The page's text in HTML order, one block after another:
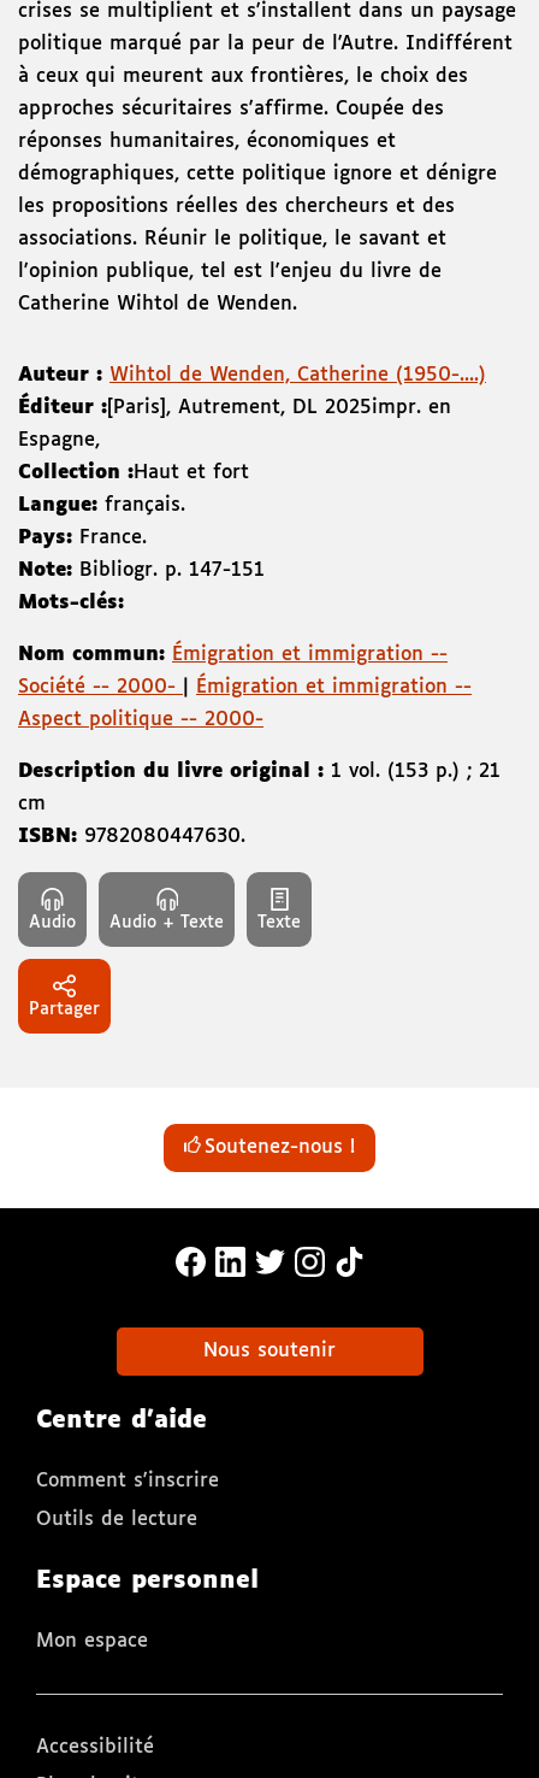
crises se multiplient et s'installent dans un paysage
politique marqué par la peur de l'Autre. Indifférent
à ceux qui meurent aux frontières, le choix des
approches sécuritaires s'affirme. Coupée des
réponses humanitaires, économiques et
démographiques, cette politique ignore et dénigre
les propositions réelles des chercheurs et des
associations. Réunir le politique, le savant et
l'opinion publique, tel est l'enjeu du livre de
Catherine Wihtol de Wenden.
Auteur : Wihtol de Wenden, Catherine (1950-....)
Éditeur : [Paris] , Autrement, DL 2025impr. en
Espagne,
Collection :Haut et fort
Langue: français.
Pays: France.
Note: Bibliogr. p. 147-151
Mots-clés:
Nom commun: Émigration et immigration --
Société -- 2000-
Émigration et immigration --
Aspect politique -- 2000-
Description du livre original : 1 vol. (153 p.) ; 21
cm
ISBN: 9782080447630.
Audio Audio + Texte Texte
Partager
Soutenez-nous !
MonaLira Sur Facebook (nouvelle
MonaLira Sur Linkedin
MonaLira Sur Twitter
MonaLira Sur
Nous soutenir
Centre d'aide
Comment s'inscrire
Outils de lecture
Espace personnel
Mon espace
Accessibilité